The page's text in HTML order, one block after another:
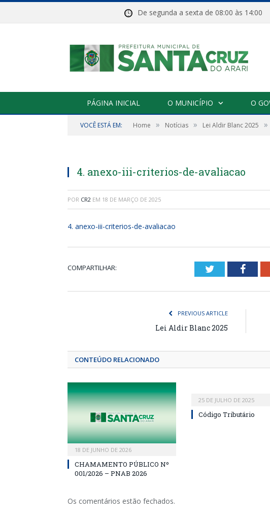
De segunda a sexta de 08:00 às
PÁGINA INICIAL O MUNICÍPIO O
VOCÊ ESTÁ EM: Home » Notícias » Lei Aldir Blanc 2025 »
4. anexo-iii-criterios-de-avaliacao
POR CR2 EM 18 DE MARÇO DE 2025
4. anexo-iii-criterios-de-avaliacao
COMPARTILHAR: Twitter
PREVIOUS ARTICLE
Lei Aldir Blanc 2025
CONTEÚDO RELACIONADO
18 DE JUNHO DE 2026
CHAMAMENTO PÚBLICO Nº
001/2026 – PNAB 2026
25 DE JULHO DE 2025
Código Tributário
Os comentários estão fechados.